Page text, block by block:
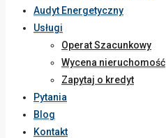
Audyt Energetyczny
Usługi
Operat Szacunkowy
Wycena nieruchomość
Zapytaj o kredyt
Pytania
Blog
Kontakt